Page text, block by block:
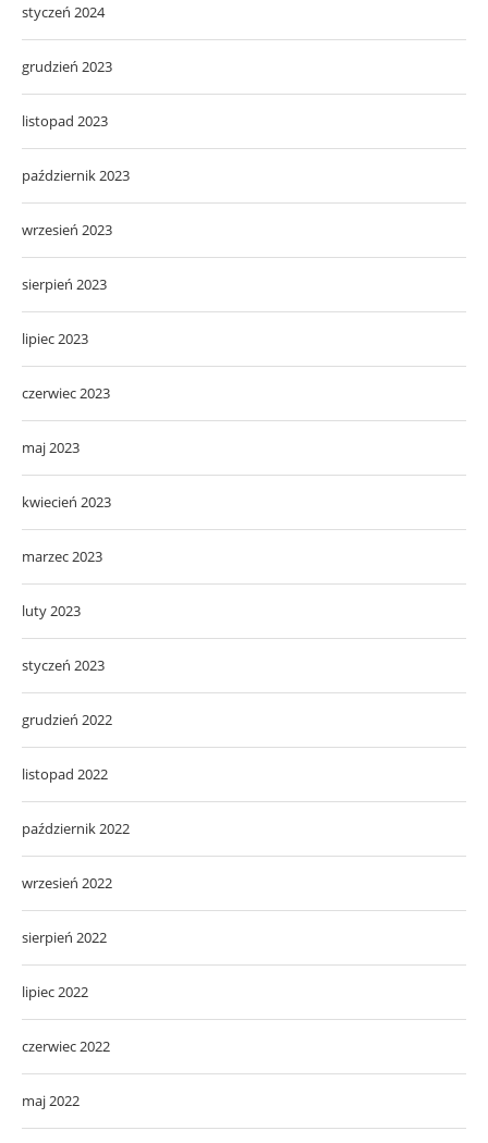
styczeń 2024
grudzień 2023
listopad 2023
październik 2023
wrzesień 2023
sierpień 2023
lipiec 2023
czerwiec 2023
maj 2023
kwiecień 2023
marzec 2023
luty 2023
styczeń 2023
grudzień 2022
listopad 2022
październik 2022
wrzesień 2022
sierpień 2022
lipiec 2022
czerwiec 2022
maj 2022